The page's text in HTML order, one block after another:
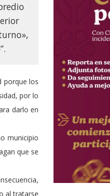
porque los
por lo
darlo en
municipio
que se
al tratarse